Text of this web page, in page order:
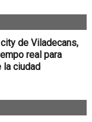
de Viladecans,
real para
la ciudad